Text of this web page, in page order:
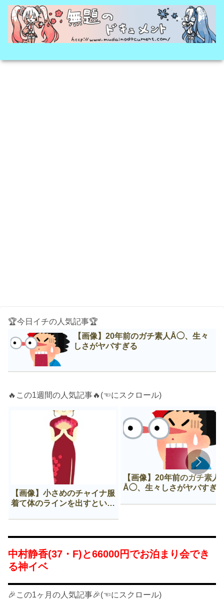
🏆今日イチの人気記事🏆
【画像】20年前のガチ素人Å◯、生々
しさがヤバすぎる
🔥この1週間の人気記事🔥(☜にスクロール)
【画像】小さめのチャイナ服
着て体のラインを出すという
【画像】20年前のガチ素人
Å◯、生々しさがヤバすぎ
中村静香(37・F)と66000円でお泊まり会でき
る神イベ
🎉この1ヶ月の人気記事🎉(☜にスクロール)